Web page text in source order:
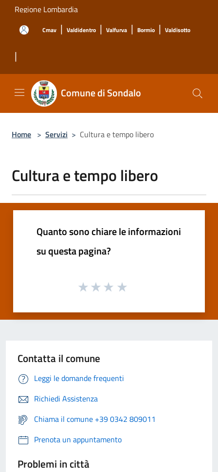
Salta al contenuto principale
Regione Lombardia
Cmav | Valdidentro | Valfurva | Bormio | Valdisotto
|
Comune di Sondalo
Home > Servizi > Cultura e tempo libero
Cultura e tempo libero
Quanto sono chiare le informazioni
su questa pagina?
Contatta il comune
Leggi le domande frequenti
Richiedi Assistenza
Chiama il comune +39 0342 809011
Prenota un appuntamento
Problemi in città